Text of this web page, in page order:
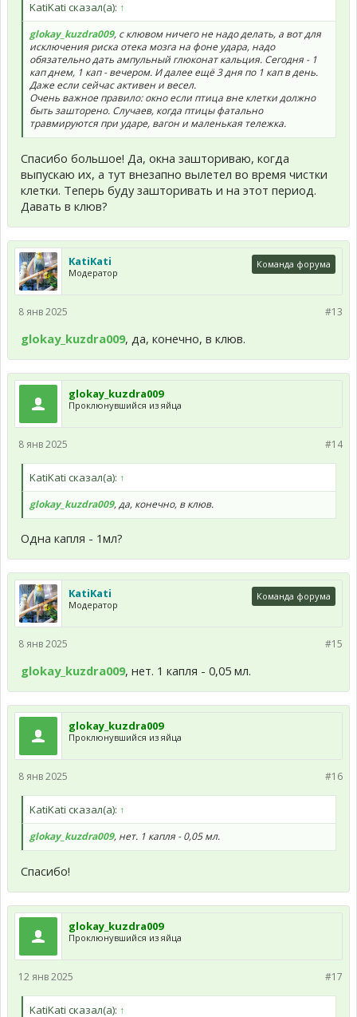
KatiKati сказал(а): ↑
glokay_kuzdra009, с клювом ничего не надо делать, а вот для
исключения риска отека мозга на фоне удара, надо
обязательно дать ампульный глюконат кальция. Сегодня - 1
кап днем, 1 кап - вечером. И далее ещё 3 дня по 1 кап в день.
Даже если сейчас активен и весел.
Очень важное правило: окно если птица вне клетки должно
быть зашторено. Случаев, когда птицы фатально
травмируются при ударе, вагон и маленькая тележка.
Спасибо большое! Да, окна зашториваю, когда
выпускаю их, а тут внезапно вылетел во время чистки
клетки. Теперь буду зашторивать и на этот период.
Давать в клюв?
KatiKati
Модератор
Команда форума
#13
8 янв 2025
glokay_kuzdra009, да, конечно, в клюв.
glokay_kuzdra009
Проклюнувшийся из яйца
#14
8 янв 2025
KatiKati сказал(а): ↑
glokay_kuzdra009, да, конечно, в клюв.
Одна капля - 1мл?
KatiKati
Модератор
Команда форума
#15
8 янв 2025
glokay_kuzdra009, нет. 1 капля - 0,05 мл.
glokay_kuzdra009
Проклюнувшийся из яйца
#16
8 янв 2025
KatiKati сказал(а): ↑
glokay_kuzdra009, нет. 1 капля - 0,05 мл.
Спасибо!
glokay_kuzdra009
Проклюнувшийся из яйца
#17
12 янв 2025
KatiKati сказал(а): ↑